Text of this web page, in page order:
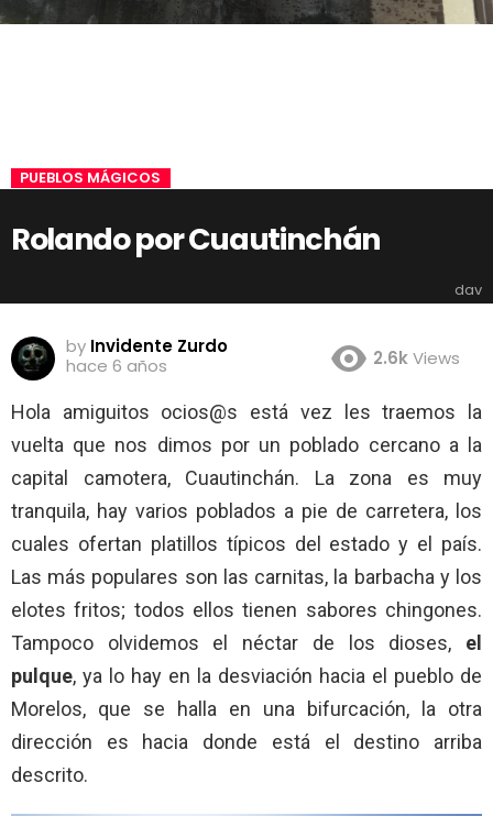
PUEBLOS MÁGICOS
Rolando por Cuautinchán
dav
by Invidente Zurdo
hace 6 años
2.6kViews
Hola amiguitos ocios@s está vez les traemos la
vuelta que nos dimos por un poblado cercano a la
capital camotera, Cuautinchán. La zona es muy
tranquila, hay varios poblados a pie de carretera, los
cuales ofertan platillos típicos del estado y el país.
Las más populares son las carnitas, la barbacha y los
elotes fritos; todos ellos tienen sabores chingones.
Tampoco olvidemos el néctar de los dioses, el
pulque, ya lo hay en la desviación hacia el pueblo de
Morelos, que se halla en una bifurcación, la otra
dirección es hacia donde está el destino arriba
descrito.